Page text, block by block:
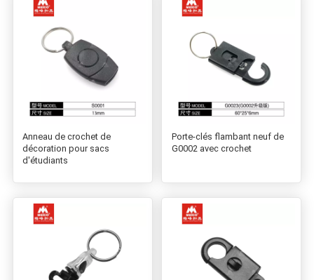
Anneau de crochet de
décoration pour sacs
d'étudiants
Porte-clés flambant neuf de
G0002 avec crochet